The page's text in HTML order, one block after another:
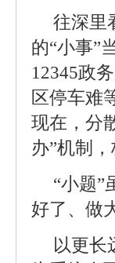
往深里
的“小事”
12345政
区停车难
现在，分
办”机制
“小题”
好了、做
以更长